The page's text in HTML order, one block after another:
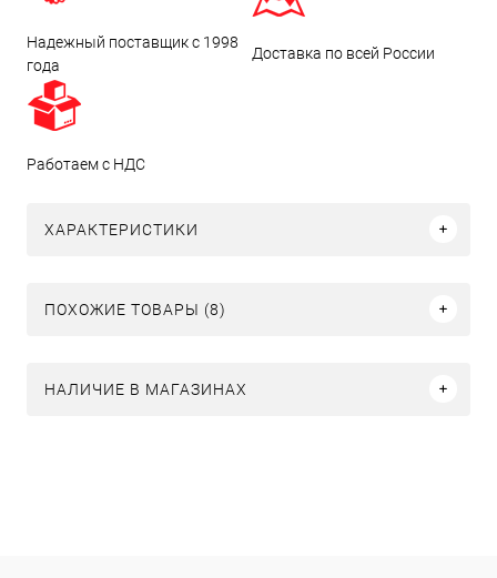
Надежный поставщик с 1998
года
Доставка по всей России
Работаем с НДС
ХАРАКТЕРИСТИКИ
ПОХОЖИЕ ТОВАРЫ (8)
НАЛИЧИЕ В МАГАЗИНАХ